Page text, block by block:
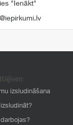
"Ienākt"
izsludināšana